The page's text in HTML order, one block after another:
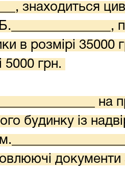
знаходиться
в розмірі 35000
5000 грн.
на
будинку із